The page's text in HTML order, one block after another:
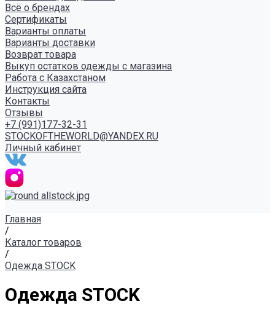
Всё о брендах
Сертификаты
Варианты оплаты
Варианты доставки
Возврат товара
Выкуп остатков одежды с магазина
Работа с Казахстаном
Инструкция сайта
Контакты
Отзывы
+7 (991)177-32-31
STOCKOFTHEWORLD@YANDEX.RU
Личный кабинет
Главная
/
Каталог товаров
/
Одежда STOCK
Одежда STOCK